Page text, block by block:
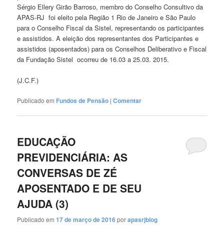
Sérgio Ellery Girão Barroso, membro do Conselho Consultivo da
APAS-RJ foi eleito pela Região 1 Rio de Janeiro e São Paulo
para o Conselho Fiscal da Sistel, representando os participantes
e assistidos. A eleição dos representantes dos Participantes e
assistidos (aposentados) para os Conselhos Deliberativo e Fiscal
da Fundação Sistel ocorreu de 16.03 a 25.03. 2015.
(J.C.F.)
Publicado em Fundos de Pensão |Comentar
EDUCAÇÃO
PREVIDENCIÁRIA: AS
CONVERSAS DE ZÉ
APOSENTADO E DE SEU
AJUDA (3)
Publicado em17 de março de 2016porapasrjblog